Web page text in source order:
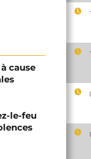
cause
le-feu